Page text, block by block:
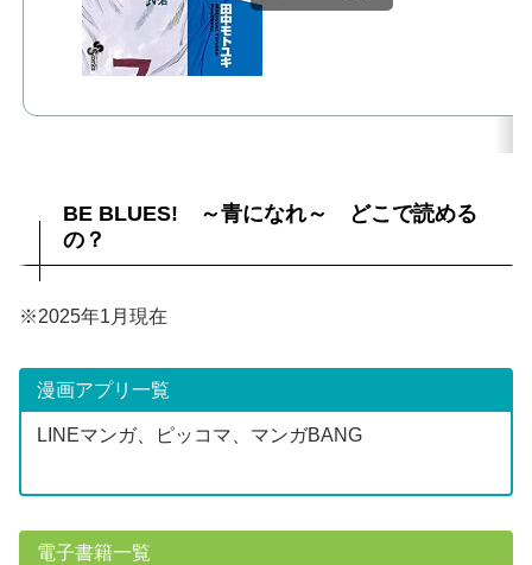
BE BLUES! ～青になれ～ どこで読める
の？
※2025年1月現在
漫画アプリ一覧
LINEマンガ、ピッコマ、マンガBANG
電子書籍一覧